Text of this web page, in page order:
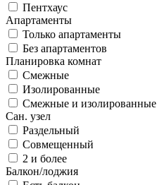
Пентхаус
Апартаменты
Только апартаменты
Без апартаментов
Планировка комнат
Смежные
Изолированные
Смежные и изолированные
Сан. узел
Раздельный
Совмещенный
2 и более
Балкон/лоджия